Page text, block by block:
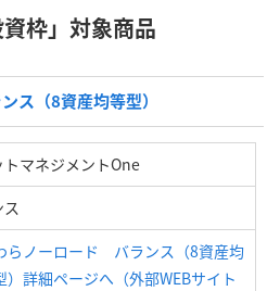
資枠」対象商品
ス（8資産均等型）
トマネジメントOne
らノーロード バランス（8資産均
）詳細ページへ（外部WEBサイト